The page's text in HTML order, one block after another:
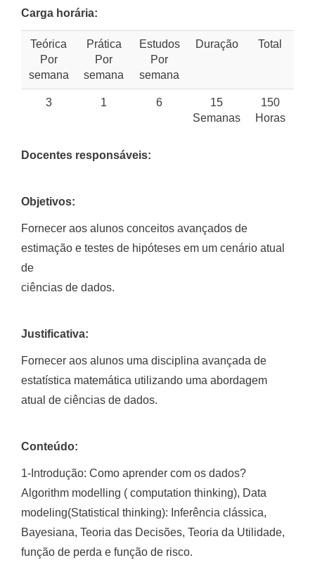
Carga horária:
Teórica
Por
semana
Prática
Por
semana
Estudos
Por
semana
Duração Total
3 1 6
15
Semanas
150
Horas
Docentes responsáveis:
Objetivos:
Fornecer aos alunos conceitos avançados de
estimação e testes de hipóteses em um cenário atual
de
ciências de dados.
Justificativa:
Fornecer aos alunos uma disciplina avançada de
estatística matemática utilizando uma abordagem
atual de ciências de dados.
Conteúdo:
1-Introdução: Como aprender com os dados?
Algorithm modelling ( computation thinking), Data
modeling(Statistical thinking): Inferência clássica,
Bayesiana, Teoria das Decisões, Teoria da Utilidade,
função de perda e função de risco.